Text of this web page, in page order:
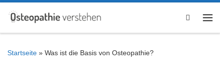
Zum Inhalt springen
Search
Startseite » Was ist die Basis von Osteopathie?